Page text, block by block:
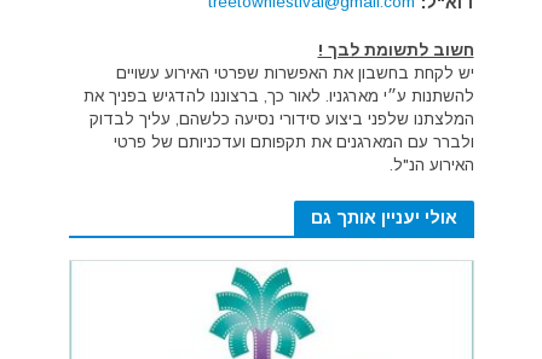
חשוב לתשומת לבך !
יש לקחת בחשבון את האפשרות שפרטי האירוע עשויים
להשתנות ע״י מארגניו. לאור כך, ברצוננו להדגיש בפניך את
המלצתנו שלפני ביצוע סידורי נסיעה כלשהם, עליך לבדוק
ולברר עם המארגנים את תקפותם ועדכניותם של פרטי
האירוע הנ"ל.
אולי יעניין אותך גם